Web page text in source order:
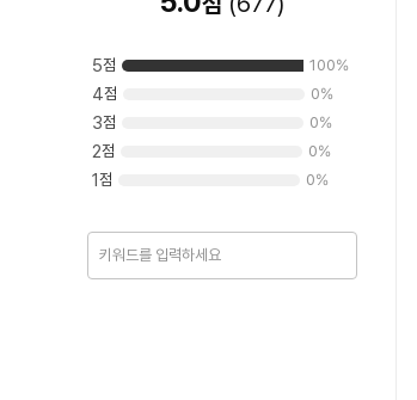
5점 100%
4점 0%
3점 0%
2점 0%
1점 0%